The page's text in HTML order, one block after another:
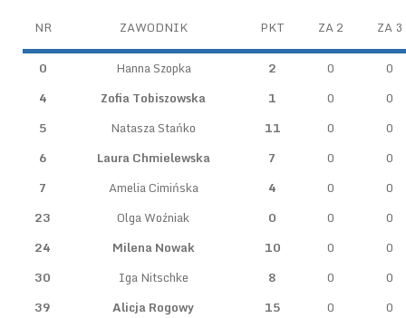
NR ZAWODNIK PKT ZA 2 ZA 3
0 Hanna Szopka 2 0
0
4
Zofia Tobiszowska 1 0
0
5
Natasza Stańko 11 0
0
6
Laura Chmielewska 7 0
0
7
Amelia Cimińska 4 0
0
23
Olga Woźniak 0 0
0
24
Milena Nowak 10 0
0
30
Iga Nitschke 8 0
0
39
Alicja Rogowy 15 0
0